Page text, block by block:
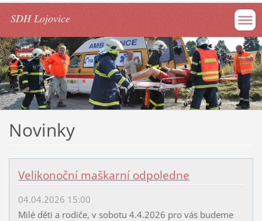
SDH Lojovice
Novinky
Velikonoční maškarní odpoledne
04.04.2026 15:00
Milé děti a rodiče, v sobotu 4.4.2026 pro vás budeme